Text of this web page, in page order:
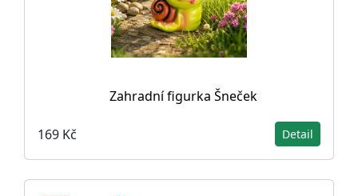
Zahradní figurka Šneček
169 Kč Detail